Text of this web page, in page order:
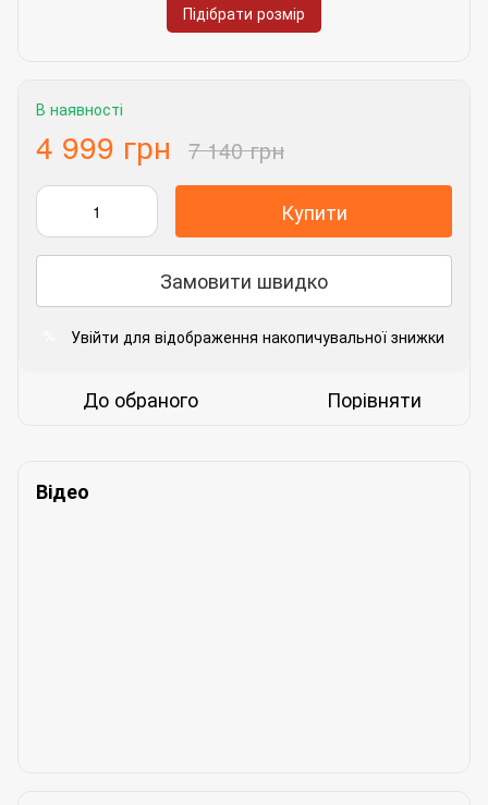
Підібрати розмір
В наявності
4 999 грн 7 140 грн
Купити
Замовити швидко
Увійти для відображення накопичувальної знижки
До обраного Порівняти
Відео